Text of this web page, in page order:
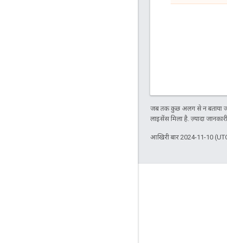
जब तक कुछ अलग से न बताया
लाइसेंस मिला है. ज़्यादा
आखिरी बार 2024-11-10